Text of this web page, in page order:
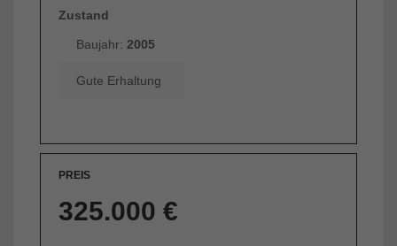
Zustand
Baujahr: 2005
Gute Erhaltung
PREIS
325.000 €